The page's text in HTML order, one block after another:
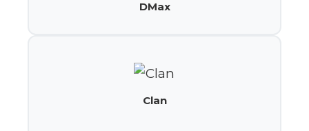
DMax
Clan